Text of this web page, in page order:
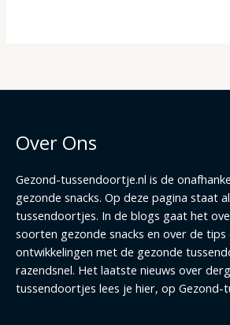
Over Ons
Gezond-tussendoortje.nl is de
gezonde snacks. Op deze pagina staat
tussendoortjes. In de blogs gaat het
soorten gezonde snacks en over de tips
ontwikkelingen met de gezonde
razendsnel. Het laatste nieuws over
tussendoortjes lees je hier, op Gezond-